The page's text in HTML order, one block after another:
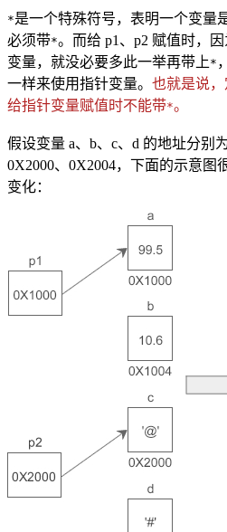
*是一个特殊符号，表明一个变量
必须带*。而给 p1、p2 赋值时，
变量，就没必要多此一举再带上 *
一样来使用指针变量。 也就是说
给指针变量赋值时不能带*。
假设变量 a、b、c、d 的地址分别
0X2000、0X2004，下面的示意图
变化：